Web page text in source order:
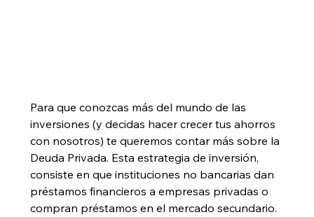
Para que conozcas más del mundo de las
inversiones (y decidas hacer crecer tus ahorros
con nosotros) te queremos contar más sobre la
Deuda Privada. Esta estrategia de inversión,
consiste en que instituciones no bancarias dan
préstamos financieros a empresas privadas o
compran préstamos en el mercado secundario.